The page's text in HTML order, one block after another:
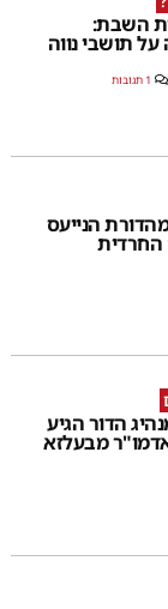
השבת:
תושבי נווה
1 תגובות
הנייעס
החרדית
הדור הגיע
מבעלזא